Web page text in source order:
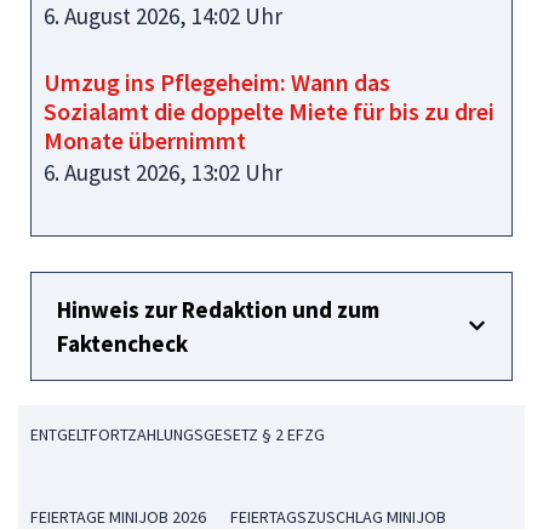
6. August 2026, 14:02 Uhr
Umzug ins Pflegeheim: Wann das
Sozialamt die doppelte Miete für bis zu drei
Monate übernimmt
6. August 2026, 13:02 Uhr
Hinweis zur Redaktion und zum
Faktencheck
ENTGELTFORTZAHLUNGSGESETZ § 2 EFZG
FEIERTAGE MINIJOB 2026 FEIERTAGSZUSCHLAG MINIJOB